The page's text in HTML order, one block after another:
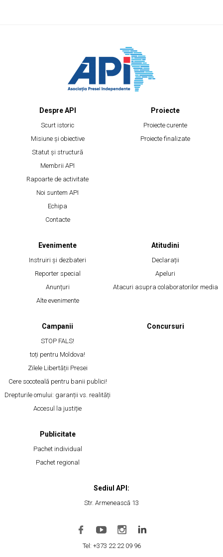
Despre API
Scurt istoric
Misiune și obiective
Statut și structură
Membrii API
Rapoarte de activitate
Noi suntem API
Echipa
Contacte
Proiecte
Proiecte curente
Proiecte finalizate
Evenimente
Instruiri și dezbateri
Reporter special
Anunțuri
Alte evenimente
Atitudini
Declarații
Apeluri
Atacuri asupra colaboratorilor media
Campanii
STOP FALS!
toți pentru Moldova!
Zilele Libertății Presei
Cere socoteală pentru banii publici!
Drepturile omului: garanții vs. realități
Accesul la justiție
Concursuri
Publicitate
Pachet individual
Pachet regional
Sediul API:
Str. Armenească 13
Tel: +373 22 22 09 96